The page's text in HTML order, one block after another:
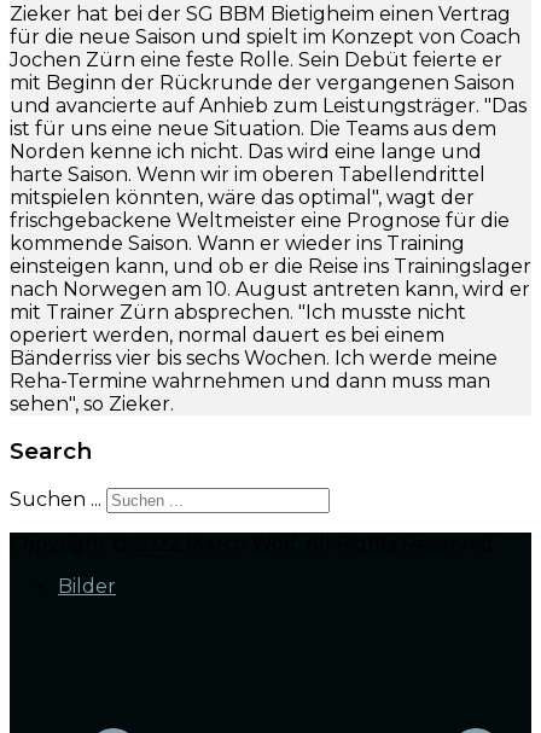
Zieker hat bei der SG BBM Bietigheim einen Vertrag
für die neue Saison und spielt im Konzept von Coach
Jochen Zürn eine feste Rolle. Sein Debüt feierte er
mit Beginn der Rückrunde der vergangenen Saison
und avancierte auf Anhieb zum Leistungsträger. "Das
ist für uns eine neue Situation. Die Teams aus dem
Norden kenne ich nicht. Das wird eine lange und
harte Saison. Wenn wir im oberen Tabellendrittel
mitspielen könnten, wäre das optimal", wagt der
frischgebackene Weltmeister eine Prognose für die
kommende Saison. Wann er wieder ins Training
einsteigen kann, und ob er die Reise ins Trainingslager
nach Norwegen am 10. August antreten kann, wird er
mit Trainer Zürn absprechen. "Ich musste nicht
operiert werden, normal dauert es bei einem
Bänderriss vier bis sechs Wochen. Ich werde meine
Reha-Termine wahrnehmen und dann muss man
sehen", so Zieker.
Search
Suchen ...
Bilder